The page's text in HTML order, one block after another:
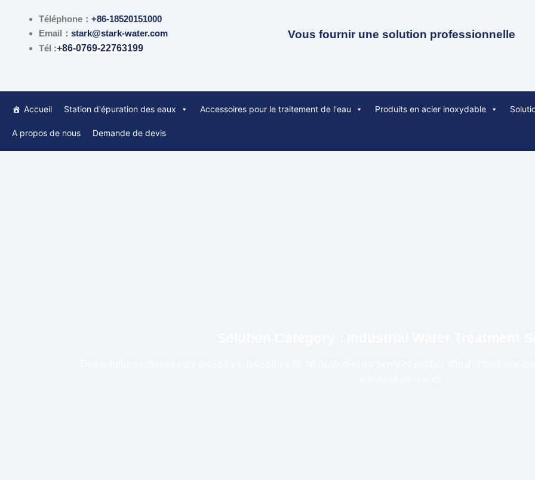
Téléphone： +86-18520151000
Email： stark@stark-water.com
Tél :+86-0769-22763199
Vous fournir une solution professionnelle
Accueil Station d'épuration des eaux Accessoires pour le traitement de l'eau Produits en acier inoxydable
A propos de nous Demande de devis